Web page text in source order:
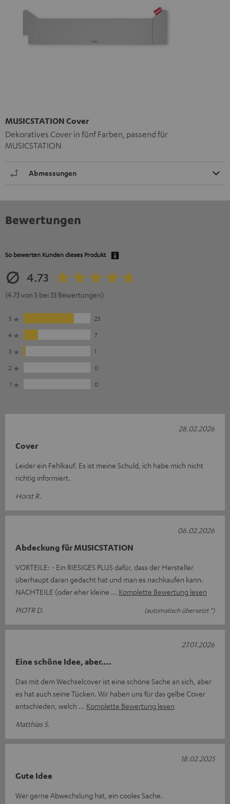
MUSICSTATION Cover
Dekoratives Cover in fünf Farben, passend für
MUSICSTATION
Abmessungen
Bewertungen
So bewerten Kunden dieses Produkt
4.73
(4.73 von 5 bei 33 Bewertungen)
5
25
4
7
3
1
2
0
1
0
Cover
Leider ein Fehlkauf. Es ist meine Schuld, ich habe mich nicht
richtig informiert.
Horst R.
28.02.2026
Abdeckung für MUSICSTATION
VORTEILE: - Ein RIESIGES PLUS dafür, dass der Hersteller
überhaupt daran gedacht hat und man es nachkaufen kann.
NACHTEILE (oder eher kleine
Komplette Bewertung lesen
PIOTR D.
(automatisch übersetzt *)
06.02.2026
Eine schöne Idee, aber….
Das mit dem Wechselcover ist eine schöne Sache an sich, aber
es hat auch seine Tücken. Wir haben uns für das gelbe Cover
entschieden, welch
Komplette Bewertung lesen
Matthias S.
27.01.2026
Gute Idee
Wer gerne Abwechslung hat, ein cooles Sache.
18.02.2025